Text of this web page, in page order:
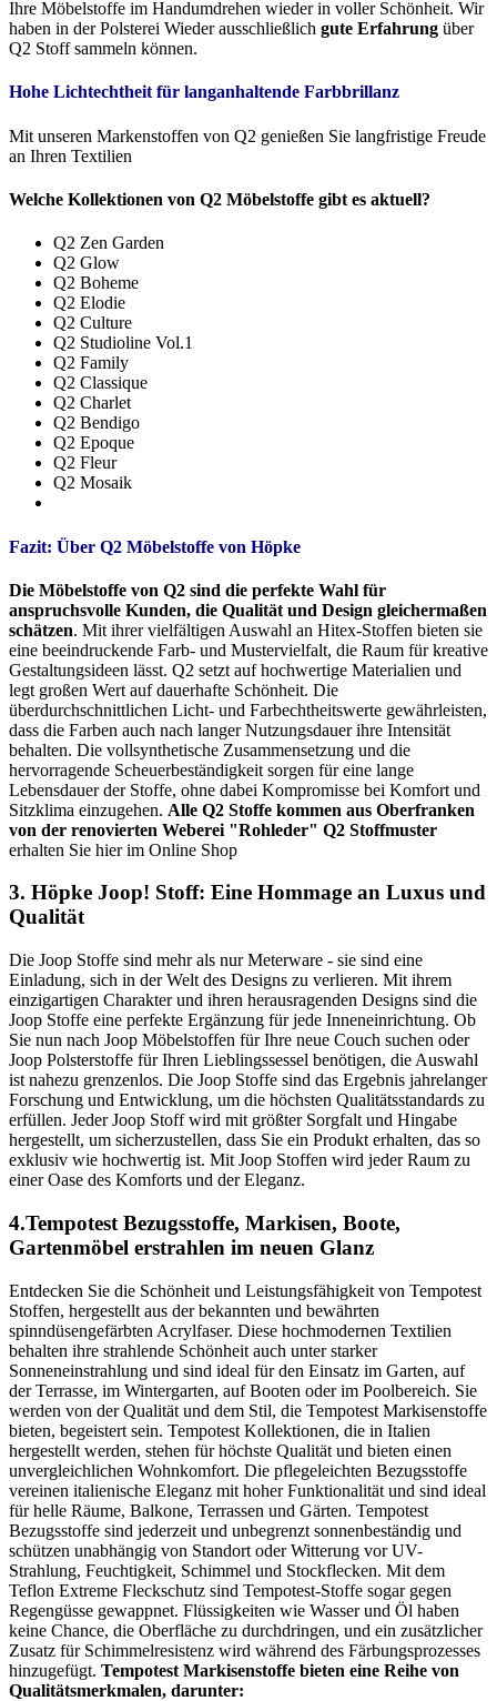
Ihre Möbelstoffe im Handumdrehen wieder in voller Schönheit. Wir
haben in der Polsterei Wieder ausschließlich gute Erfahrung über
Q2 Stoff sammeln können.
Hohe Lichtechtheit für langanhaltende Farbbrillanz
Mit unseren Markenstoffen von Q2 genießen Sie langfristige Freude
an Ihren Textilien
Welche Kollektionen von Q2 Möbelstoffe gibt es aktuell?
Q2 Zen Garden
Q2 Glow
Q2 Boheme
Q2 Elodie
Q2 Culture
Q2 Studioline Vol.1
Q2 Family
Q2 Classique
Q2 Charlet
Q2 Bendigo
Q2 Epoque
Q2 Fleur
Q2 Mosaik
Fazit: Über Q2 Möbelstoffe von Höpke
Die Möbelstoffe von Q2 sind die perfekte Wahl für
anspruchsvolle Kunden, die Qualität und Design gleichermaßen
schätzen. Mit ihrer vielfältigen Auswahl an Hitex-Stoffen bieten sie
eine beeindruckende Farb- und Mustervielfalt, die Raum für kreative
Gestaltungsideen lässt. Q2 setzt auf hochwertige Materialien und
legt großen Wert auf dauerhafte Schönheit. Die
überdurchschnittlichen Licht- und Farbechtheitswerte gewährleisten,
dass die Farben auch nach langer Nutzungsdauer ihre Intensität
behalten. Die vollsynthetische Zusammensetzung und die
hervorragende Scheuerbeständigkeit sorgen für eine lange
Lebensdauer der Stoffe, ohne dabei Kompromisse bei Komfort und
Sitzklima einzugehen. Alle Q2 Stoffe kommen aus Oberfranken
von der renovierten Weberei "Rohleder" Q2 Stoffmuster
erhalten Sie hier im Online Shop
3. Höpke Joop! Stoff: Eine Hommage an Luxus und
Qualität
Die Joop Stoffe sind mehr als nur Meterware - sie sind eine
Einladung, sich in der Welt des Designs zu verlieren. Mit ihrem
einzigartigen Charakter und ihren herausragenden Designs sind die
Joop Stoffe eine perfekte Ergänzung für jede Inneneinrichtung. Ob
Sie nun nach Joop Möbelstoffen für Ihre neue Couch suchen oder
Joop Polsterstoffe für Ihren Lieblingssessel benötigen, die Auswahl
ist nahezu grenzenlos. Die Joop Stoffe sind das Ergebnis jahrelanger
Forschung und Entwicklung, um die höchsten Qualitätsstandards zu
erfüllen. Jeder Joop Stoff wird mit größter Sorgfalt und Hingabe
hergestellt, um sicherzustellen, dass Sie ein Produkt erhalten, das so
exklusiv wie hochwertig ist. Mit Joop Stoffen wird jeder Raum zu
einer Oase des Komforts und der Eleganz.
4.Tempotest Bezugsstoffe, Markisen, Boote,
Gartenmöbel erstrahlen im neuen Glanz
Entdecken Sie die Schönheit und Leistungsfähigkeit von Tempotest
Stoffen, hergestellt aus der bekannten und bewährten
spinndüsengefärbten Acrylfaser. Diese hochmodernen Textilien
behalten ihre strahlende Schönheit auch unter starker
Sonneneinstrahlung und sind ideal für den Einsatz im Garten, auf
der Terrasse, im Wintergarten, auf Booten oder im Poolbereich. Sie
werden von der Qualität und dem Stil, die Tempotest Markisenstoffe
bieten, begeistert sein. Tempotest Kollektionen, die in Italien
hergestellt werden, stehen für höchste Qualität und bieten einen
unvergleichlichen Wohnkomfort. Die pflegeleichten Bezugsstoffe
vereinen italienische Eleganz mit hoher Funktionalität und sind ideal
für helle Räume, Balkone, Terrassen und Gärten. Tempotest
Bezugsstoffe sind jederzeit und unbegrenzt sonnenbeständig und
schützen unabhängig von Standort oder Witterung vor UV-
Strahlung, Feuchtigkeit, Schimmel und Stockflecken. Mit dem
Teflon Extreme Fleckschutz sind Tempotest-Stoffe sogar gegen
Regengüsse gewappnet. Flüssigkeiten wie Wasser und Öl haben
keine Chance, die Oberfläche zu durchdringen, und ein zusätzlicher
Zusatz für Schimmelresistenz wird während des Färbungsprozesses
hinzugefügt. Tempotest Markisenstoffe bieten eine Reihe von
Qualitätsmerkmalen, darunter: